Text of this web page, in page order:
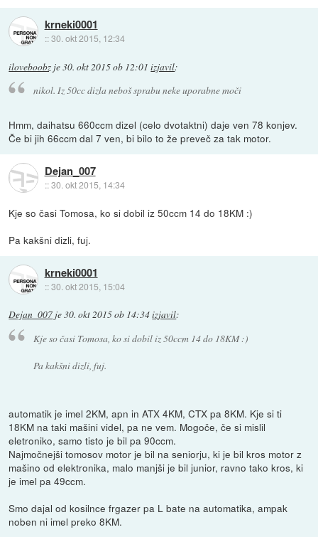
krneki0001
::30. okt 2015, 12:34
iloveboobz je30. okt 2015 ob 12:01 izjavil:
nikol. Iz 50cc dizla neboš sprabu neke uporabne moči
Hmm, daihatsu 660ccm dizel (celo dvotaktni) daje ven 78 konjev.
Če bi jih 66ccm dal 7 ven, bi bilo to že preveč za tak motor.
Dejan_007
::30. okt 2015, 14:34
Kje so časi Tomosa, ko si dobil iz 50ccm 14 do 18KM :)
Pa kakšni dizli, fuj.
krneki0001
::30. okt 2015, 15:04
Dejan_007 je30. okt 2015 ob 14:34izjavil:
Kje so časi Tomosa, ko si dobil iz 50ccm 14 do 18KM :)
Pa kakšni dizli, fuj.
automatik je imel 2KM, apn in ATX 4KM, CTX pa 8KM. Kje si ti
18KM na taki mašini videl, pa ne vem. Mogoče, če si mislil
eletroniko, samo tisto je bil pa 90ccm.
Najmočnejši tomosov motor je bil na seniorju, ki je bil kros motor z
mašino od elektronika, malo manjši je bil junior, ravno tako kros, ki
je imel pa 49ccm.
Smo dajal od kosilnce frgazer pa L bate na automatika, ampak
noben ni imel preko 8KM.